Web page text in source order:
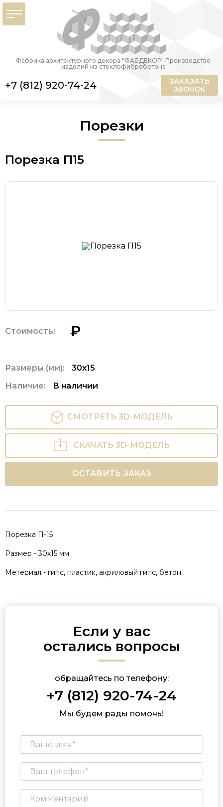
Фабрика архитектурного декора "ФАБДЕКОР" Производство
изделий из стеклофибробетона
+7 (812) 920-74-24
ЗАКАЗАТЬ
ЗВОНОК
Порезки
Порезка П15
Стоимость: ₽
Размеры (мм):
30х15
Наличие:
В наличии
СМОТРЕТЬ 3D-МОДЕЛЬ
СКАЧАТЬ 3D-МОДЕЛЬ
ОСТАВИТЬ ЗАКАЗ
Порезка П-15
Размер - 30х15 мм
Метериал - гипс, пластик, акриловый гипс, бетон.
Если у вас
остались вопросы
обращайтесь по телефону:
+7 (812) 920-74-24
Мы будем рады помочь!